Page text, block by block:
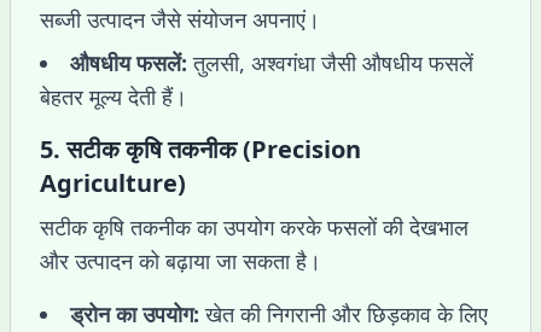
सब्जी उत्पादन जैसे संयोजन अपनाएं।
औषधीय फसलें: तुलसी, अश्वगंधा जैसी औषधीय फसलें
बेहतर मूल्य देती हैं।
5.सटीक कृषि तकनीक (Precision
Agriculture)
सटीक कृषि तकनीक का उपयोग करके फसलों की देखभाल
और उत्पादन को बढ़ाया जा सकता है।
ड्रोन का उपयोग: खेत की निगरानी और छिड़काव के लिए